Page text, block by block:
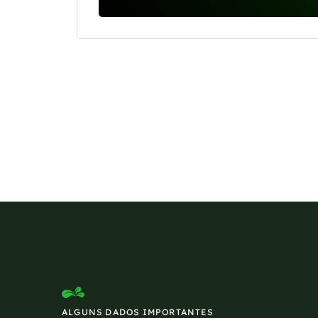
ALGUNS DADOS IMPORTANTES